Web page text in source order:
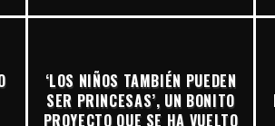
‘LOS NIÑOS TAMBIÉN PUEDEN
SER PRINCESAS’, UN BONITO
PROYECTO QUE SE HA VUELTO